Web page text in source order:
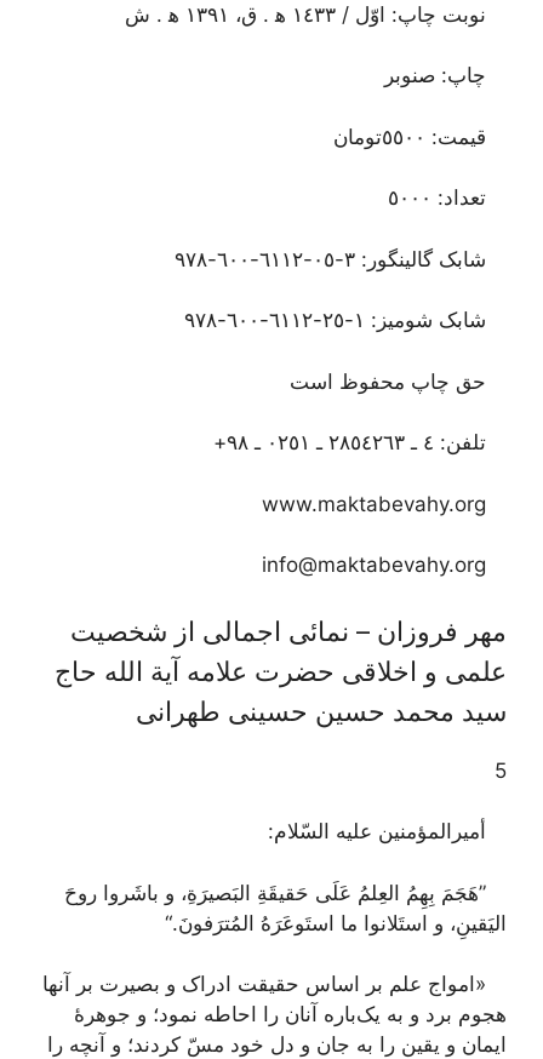
نوبت چاپ: اوّل / ١٤٣٣ ه‍ . ق، ١٣٩١ ه‍ . ش
چاپ: صنوبر
قیمت: ٥٥٠٠تومان
تعداد: ٥٠٠٠
شابک گالینگور: ٣-٠٥-٦١١٢-٦٠٠-٩٧٨
شابک شومیز: ١-٢٥-٦١١٢-٦٠٠-٩٧٨
حق چاپ محفوظ است
تلفن: ٤ ـ ٢٨٥٤٢٦٣ ـ ٠٢٥١ ـ ٩٨+
مهر فروزان – نمائی اجمالی از شخصیت
علمی و اخلاقی حضرت علامه آیة الله حاج
سید محمد حسین حسینی طهرانی
5
أمیرالمؤمنین علیه السّلام:
”هَجَمَ بِهِمُ العِلمُ عَلَی حَقیقَةِ البَصیرَةِ، و باشَروا روحَ
الیَقینِ، و استَلانوا ما استَوعَرَهُ المُترَفونَ.“
«امواج علم بر اساس حقیقت ادراک و بصیرت بر آنها
هجوم برد و به یک‌باره آنان را احاطه نمود؛ و جوهرۀ
ایمان و یقین را به جان و دل خود مسّ کردند؛ و آنچه را